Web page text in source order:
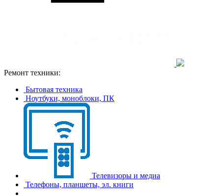
Ремонт техники:
Бытовая техника
Ноутбуки, моноблоки, ПК
Телевизоры и медиа
Телефоны, планшеты, эл. книги